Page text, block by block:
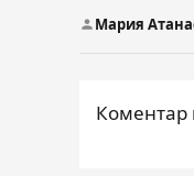
Мария
Коментар